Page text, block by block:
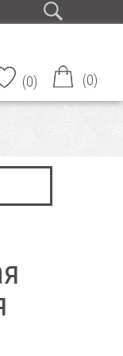
(0) (0)